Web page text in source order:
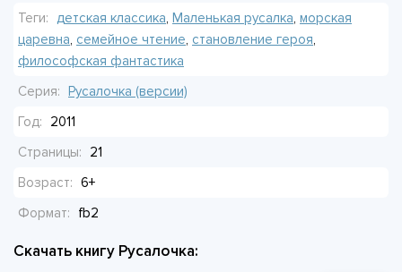
растворяется отчаянное желание быть любимой.
Иллюстрация, где Русалочка смотрит на корабль с берега,
запоминается надолго.
Теги: детская классика, Маленькая русалка, морская
царевна, семейное чтение, становление героя,
философская фантастика
Серия: Русалочка (версии)
Год:
2011
Страницы:
21
Возраст: 6+
Формат:
fb2
Скачать книгу Русалочка: